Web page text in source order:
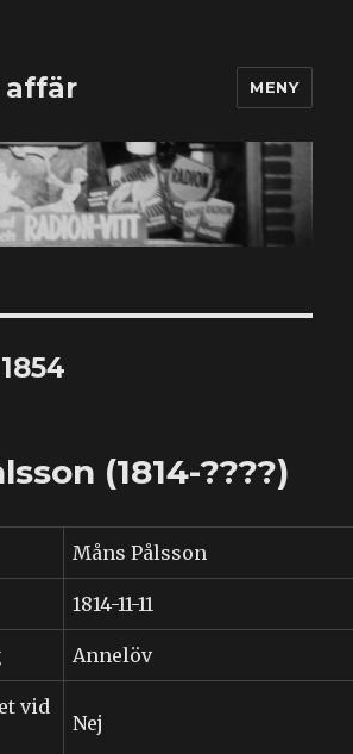
affär MENY
1854
(1814-????)
Måns Pålsson
1814-11-11
Annelöv
vid
Nej